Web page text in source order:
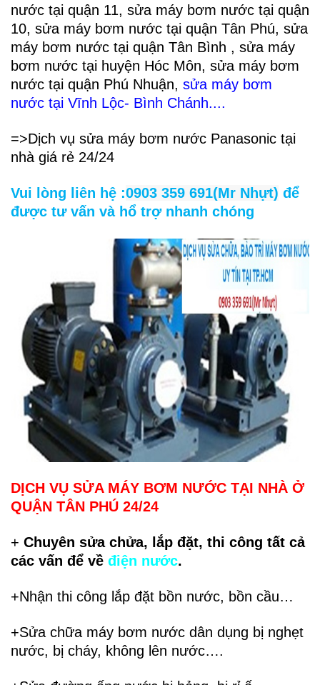
nước tại quận 11, sửa máy bơm nước tại quận
10, sửa máy bơm nước tại quận Tân Phú, sửa
máy bơm nước tại quận Tân Bình , sửa máy
bơm nước tại huyện Hóc Môn, sửa máy bơm
nước tại quận Phú Nhuận, sửa máy bơm
nước tại Vĩnh Lộc- Bình Chánh....
=>Dịch vụ sửa máy bơm nước Panasonic tại
nhà giá rẻ 24/24
Vui lòng liên hệ :0903 359 691(Mr Nhựt) để
được tư vấn và hổ trợ nhanh chóng
DỊCH VỤ SỬA MÁY BƠM NƯỚC TẠI NHÀ Ở
QUẬN TÂN PHÚ 24/24
+ Chuyên sửa chửa, lắp đặt, thi công tất cả
các vấn để về điện nước.
+Nhận thi công lắp đặt bồn nước, bồn cầu…
+Sửa chữa máy bơm nước dân dụng bị nghẹt
nước, bị cháy, không lên nước….